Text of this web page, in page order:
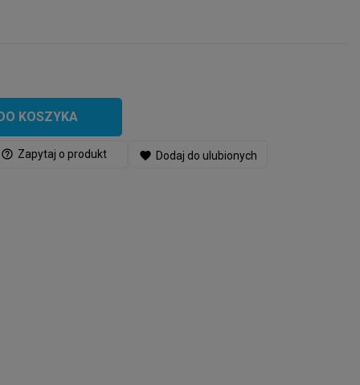
KOSZYKA
help_outline Zapytaj o produkt favorite Dodaj do ulubionych